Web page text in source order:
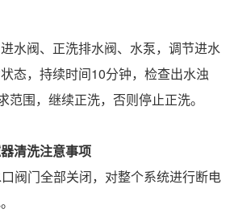
水阀、正洗排水阀、水泵，调节进水
态，持续时间10分钟，检查出水浊
范围，继续正洗，否则停止正洗。
清洗注意事项
阀门全部关闭，对整个系统进行断电